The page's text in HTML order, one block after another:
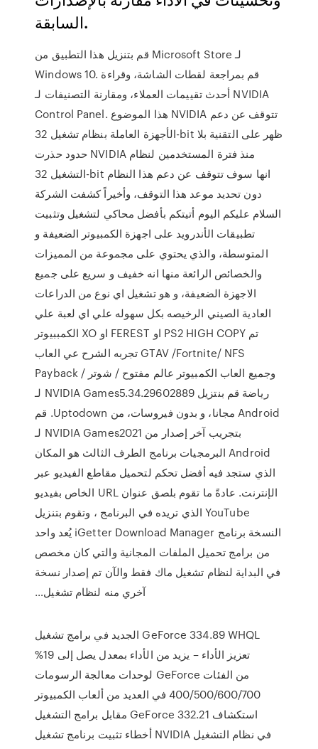
السابقة.
قم بتنزيل هذا التطبيق من Microsoft Store لـ
Windows 10. قم بمراجعة لقطات الشاشة، وقراءة
أحدث تقييمات العملاء، ومقارنة التصنيفات لـ NVIDIA
Control Panel. هذا الموضوع NVIDIA تتوقف عن دعم
الأجهزة العاملة بنظام تشغيل 32-bit ظهر على التقنية بلا
حدود حذرت NVIDIA منذ فترة المستخدمين لنظام
التشغيل 32-bit انها سوف تتوقف عن دعم هذا النظام
دون تحديد موعد هذا التوقف، وأخيراً كشفت الشركة
السلام عليكم اليوم أتيتكم بأفضل محاكي لتشغيل وتثبيت
تطبيقات الأندرويد على اجهزة الكمبيوتر الضعيفة و
المتوسطة، والذي يحتوي على مجموعة من المميزات
والخصائص الرائعة منها انه خفيف و سريع على جميع
الاجهزة الضعيفة، و هو تشغيل اي نوع من الدراعات
العادية الصيني الرخيصه بكل سهوله علي اي لعبة علي
الكمببيوتر XO او FEREST او PS2 HIGH COPY تم
تجربه الشرح عي العاب GTAV /Fortnite/ NFS
Payback وجميع العاب الكمبيوتر عالم مفتوح / شوتر /
رياضة ‫قم بنتزيل NVIDIA Games5.34.29602889 لـ
Android مجانا، و بدون فيروسات، من Uptodown. قم
بتجريب آخر إصدار من NVIDIA Games2021 لـ
Android البرمجيات برنامج الطرف الثالث هو المكان
الذي ستجد فيه أفضل تحكم لتحميل مقاطع الفيديو عبر
الإنترنت. عادةً ما تقوم بلصق عنوان URL الخاص بفيديو
YouTube الذي تريده في البرنامج ، وتقوم بتنزيل
النسخة برنامج iGetter Download Manager يُعد واحد
من برامج تحميل الملفات المجانية والتي كان مخصص
في البداية لنظام تشغيل ماك فقط والآن تم إصدار نسخة
آخري منه لنظام تشغيل…
الجديد في برامج تشغيل GeForce 334.89 WHQL
تعزيز الأداء – يزيد من الأداء بمعدل يصل إلى 19%
لوحدات معالجة الرسومات GeForce من الفئات
400/500/600/700 في العديد من ألعاب الكمبيوتر
مقابل برامج التشغيل GeForce 332.21 استكشاف
أخطاء تثبيت برنامج تشغيل NVIDIA في نظام التشغيل